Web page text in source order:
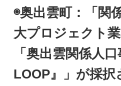
◉奥出雲町：「関
大プロジェクト
「奥出雲関係人
LOOP』」が採択